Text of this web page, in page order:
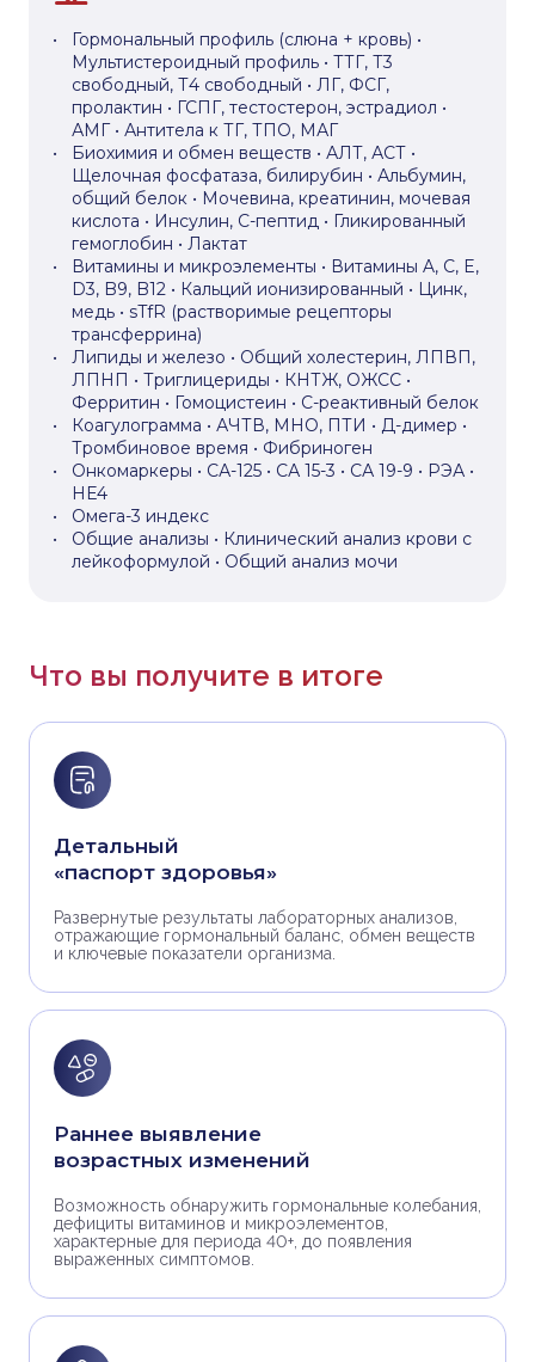
Гормональный профиль (слюна + кровь) •
Мультистероидный профиль • ТТГ, Т3
свободный, Т4 свободный • ЛГ, ФСГ,
пролактин • ГСПГ, тестостерон, эстрадиол •
АМГ • Антитела к ТГ, ТПО, МАГ
Биохимия и обмен веществ • АЛТ, АСТ •
Щелочная фосфатаза, билирубин • Альбумин,
общий белок • Мочевина, креатинин, мочевая
кислота • Инсулин, С-пептид • Гликированный
гемоглобин • Лактат
Витамины и микроэлементы • Витамины A, C, E,
D3, B9, B12 • Кальций ионизированный • Цинк,
медь • sTfR (растворимые рецепторы
трансферрина)
Липиды и железо • Общий холестерин, ЛПВП,
ЛПНП • Триглицериды • КНТЖ, ОЖСС •
Ферритин • Гомоцистеин • С-реактивный белок
Коагулограмма • АЧТВ, МНО, ПТИ • Д-димер •
Тромбиновое время • Фибриноген
Онкомаркеры • СА-125 • СА 15-3 • СА 19-9 • РЭА •
HE4
Омега-3 индекс
Общие анализы • Клинический анализ крови с
лейкоформулой • Общий анализ мочи
Что вы получите в итоге
Детальный
«паспорт здоровья»
Развернутые результаты лабораторных анализов,
отражающие гормональный баланс, обмен веществ
и ключевые показатели организма.
Раннее выявление
возрастных изменений
Возможность обнаружить гормональные колебания,
дефициты витаминов и микроэлементов,
характерные для периода 40+, до появления
выраженных симптомов.